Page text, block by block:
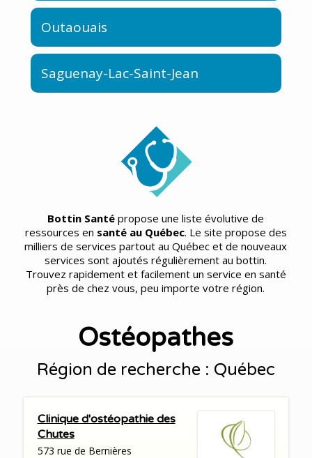
Outaouais
Saguenay-Lac-Saint-Jean
Bottin Santé propose une liste évolutive de
ressources en santé au Québec. Le site propose des
milliers de services partout au Québec et de nouveaux
services sont ajoutés régulièrement au bottin.
Trouvez rapidement et facilement un service en santé
près de chez vous, peu importe votre région.
Ostéopathes
Région de recherche : Québec
Clinique d'ostéopathie des
Chutes
573 rue de Bernières